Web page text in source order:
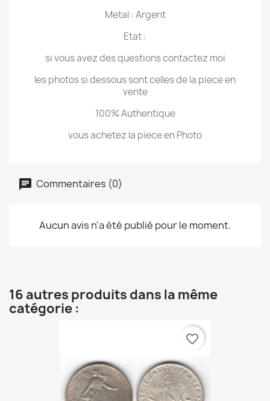
Metal : Argent
Etat :
si vous avez des questions contactez moi
les photos si dessous sont celles de la piece en
vente
100% Authentique
vous achetez la piece en Photo
Commentaires (0)
Aucun avis n'a été publié pour le moment.
16 autres produits dans la même
catégorie :
favorite_border